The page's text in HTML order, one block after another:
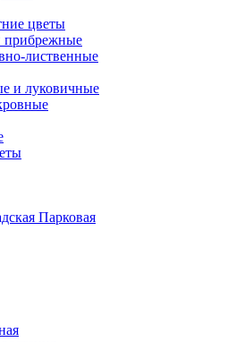
цветы
прибрежные
лиственные
и луковичные
Парковая